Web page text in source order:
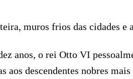
muros frios das cidades
anos, o rei Otto VI
aos descendentes nobres